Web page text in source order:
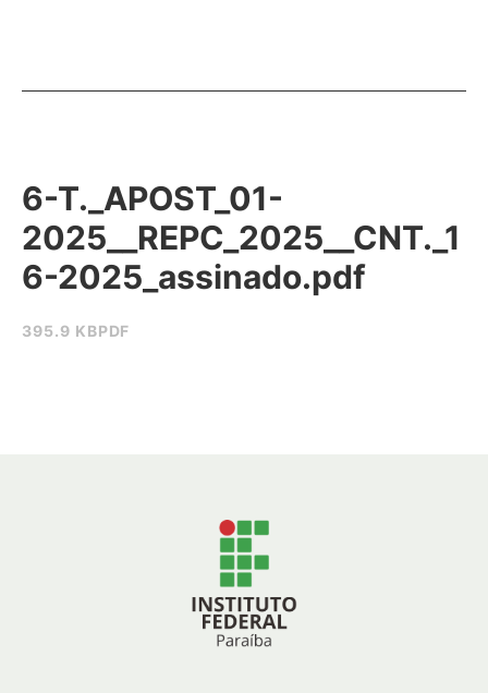
395.9 KBPDF
6-T._APOST_01-
2025__REPC_2025__CNT._1
6-2025_assinado.pdf